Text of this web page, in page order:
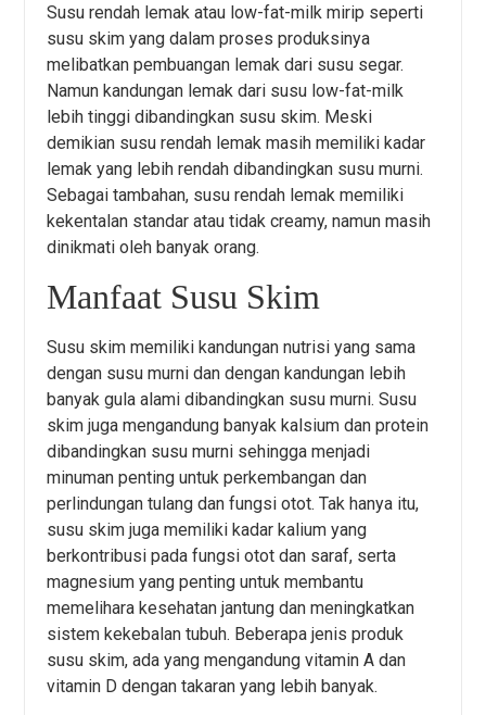
Susu rendah lemak atau low-fat-milk mirip seperti
susu skim yang dalam proses produksinya
melibatkan pembuangan lemak dari susu segar.
Namun kandungan lemak dari susu low-fat-milk
lebih tinggi dibandingkan susu skim. Meski
demikian susu rendah lemak masih memiliki kadar
lemak yang lebih rendah dibandingkan susu murni.
Sebagai tambahan, susu rendah lemak memiliki
kekentalan standar atau tidak creamy, namun masih
dinikmati oleh banyak orang.
Manfaat Susu Skim
Susu skim memiliki kandungan nutrisi yang sama
dengan susu murni dan dengan kandungan lebih
banyak gula alami dibandingkan susu murni. Susu
skim juga mengandung banyak kalsium dan protein
dibandingkan susu murni sehingga menjadi
minuman penting untuk perkembangan dan
perlindungan tulang dan fungsi otot. Tak hanya itu,
susu skim juga memiliki kadar kalium yang
berkontribusi pada fungsi otot dan saraf, serta
magnesium yang penting untuk membantu
memelihara kesehatan jantung dan meningkatkan
sistem kekebalan tubuh. Beberapa jenis produk
susu skim, ada yang mengandung vitamin A dan
vitamin D dengan takaran yang lebih banyak.